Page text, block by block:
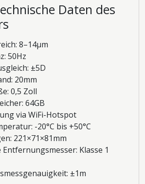
Daten des
8–14μm
50Hz
±5D
20mm
0,5 Zoll
64GB
via WiFi-Hotspot
-20°C bis +50°C
221×71×81mm
Entfernungsmesser: Klasse 1
±1m